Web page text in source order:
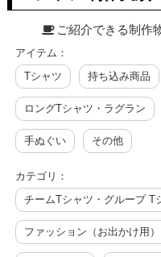
ご紹介できる制作
アイテム：
Tシャツ
持ち込み商品
ロングTシャツ・ラグラン
手ぬぐい その他
カテゴリ：
チームTシャツ・グループ T
ファッション（お出かけ用）